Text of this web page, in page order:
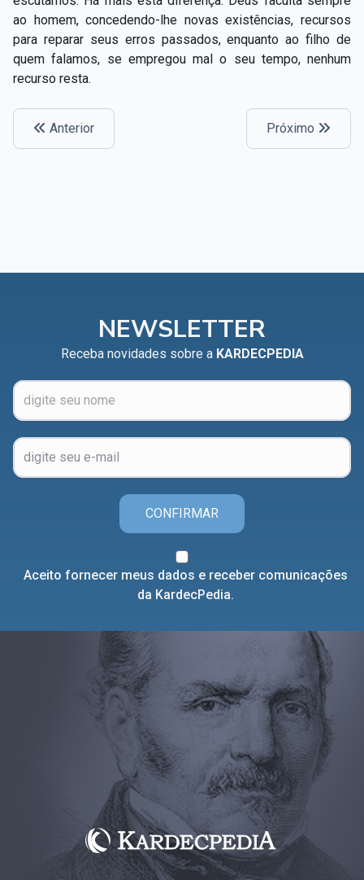
ao homem, concedendo-lhe novas existências, recursos
para reparar seus erros passados, enquanto ao filho de
quem falamos, se empregou mal o seu tempo, nenhum
recurso resta.
Anterior Próximo
NEWSLETTER
Receba novidades sobre a KARDECPEDIA
CONFIRMAR
Aceito fornecer meus dados e receber comunicações
da KardecPedia.